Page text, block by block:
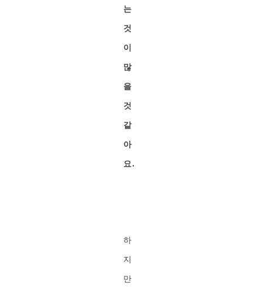
는
것
이
많
을
것
같
아
요.
하
지
만